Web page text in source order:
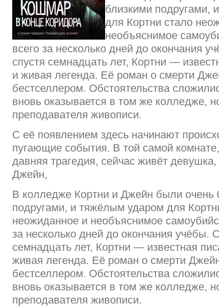
близкими подругами,
для Кортни стало
необъяснимое
всего за несколько дней до окончания
спустя семнадцать лет, Кортни —
и живая легенда. Её роман о смерти
бестселлером. Обстоятельства
вновь оказывается в том же колледже,
преподавателя живописи.
С её появлением здесь начинают
пугающие события. В той самой
давняя трагедия, сейчас живёт
Джейн,
В колледже Кортни и Джейн были очень
подругами, и тяжёлым ударом для
неожиданное и необъяснимое
за несколько дней до окончания учёбы.
семнадцать лет, Кортни — известная
живая легенда. Её роман о смерти
бестселлером. Обстоятельства
вновь оказывается в том же колледже,
преподавателя живописи.